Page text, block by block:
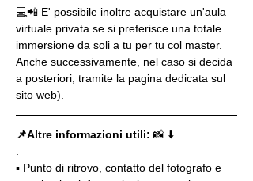
💻📲 E' possibile inoltre acquistare un'aula
virtuale privata se si preferisce una totale
immersione da soli a tu per tu col master.
Anche successivamente, nel caso si decida
a posteriori, tramite la pagina dedicata sul
sito web).
📌Altre informazioni utili: 📸 ⬇️
▪️ Punto di ritrovo, contatto del fotografo e